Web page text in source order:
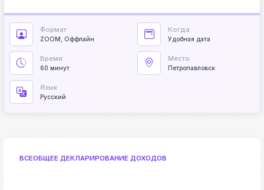
Формат
ZOOM, Оффлайн
Когда
Удобная дата
Время
60 минут
Место
Петропавловск
Язык
Русский
ВСЕОБЩЕЕ ДЕКЛАРИРОВАНИЕ ДОХОДОВ